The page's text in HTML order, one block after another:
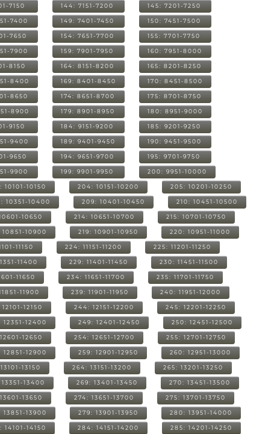
7150 144: 7151-7200 145: 7201-7250
7400 149: 7401-7450 150: 7451-7500
7650 154: 7651-7700 155: 7701-7750
7900 159: 7901-7950 160: 7951-8000
8150 164: 8151-8200 165: 8201-8250
8400 169: 8401-8450 170: 8451-8500
8650 174: 8651-8700 175: 8701-8750
8900 179: 8901-8950 180: 8951-9000
9150 184: 9151-9200 185: 9201-9250
9400 189: 9401-9450 190: 9451-9500
9650 194: 9651-9700 195: 9701-9750
9900 199: 9901-9950 200: 9951-10000
10101-10150 204: 10151-10200 205: 10201-10250
10351-10400 209: 10401-10450 210: 10451-10500
10650 214: 10651-10700 215: 10701-10750
10851-10900 219: 10901-10950 220: 10951-11000
11150 224: 11151-11200 225: 11201-11250
11400 229: 11401-11450 230: 11451-11500
11650 234: 11651-11700 235: 11701-11750
11900 239: 11901-11950 240: 11951-12000
12150 244: 12151-12200 245: 12201-12250
12351-12400 249: 12401-12450 250: 12451-12500
12650 254: 12651-12700 255: 12701-12750
12851-12900 259: 12901-12950 260: 12951-13000
13150 264: 13151-13200 265: 13201-13250
13400 269: 13401-13450 270: 13451-13500
13650 274: 13651-13700 275: 13701-13750
13851-13900 279: 13901-13950 280: 13951-14000
14101-14150 284: 14151-14200 285: 14201-14250